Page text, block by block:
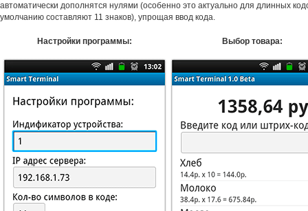
автоматически дополнятся нулями (особенно это актуально для длинных
умолчанию составляют 11 знаков), упрощая ввод кода.
Настройки программы: Выбор товара: